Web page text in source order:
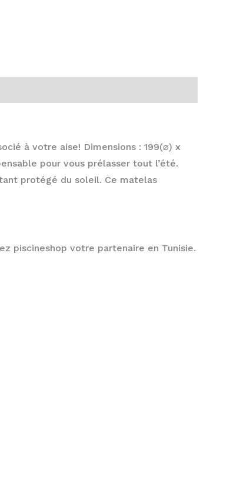
à votre aise! Dimensions : 199(⌀) x
pour vous prélasser tout l’été.
protégé du soleil. Ce matelas
piscineshop votre partenaire en Tunisie.